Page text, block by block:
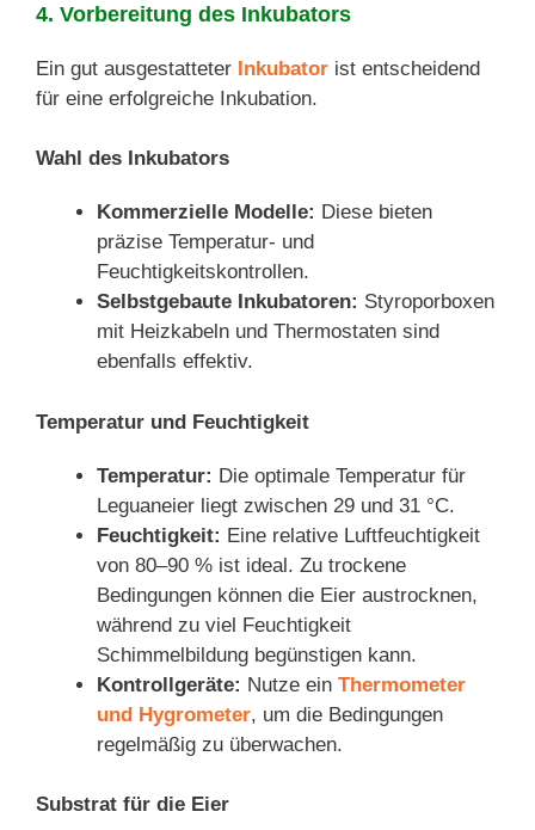
4. Vorbereitung des Inkubators
Ein gut ausgestatteter Inkubator ist entscheidend
für eine erfolgreiche Inkubation.
Wahl des Inkubators
Kommerzielle Modelle: Diese bieten
präzise Temperatur- und
Feuchtigkeitskontrollen.
Selbstgebaute Inkubatoren: Styroporboxen
mit Heizkabeln und Thermostaten sind
ebenfalls effektiv.
Temperatur und Feuchtigkeit
Temperatur: Die optimale Temperatur für
Leguaneier liegt zwischen 29 und 31 °C.
Feuchtigkeit: Eine relative Luftfeuchtigkeit
von 80–90 % ist ideal. Zu trockene
Bedingungen können die Eier austrocknen,
während zu viel Feuchtigkeit
Schimmelbildung begünstigen kann.
Kontrollgeräte: Nutze ein Thermometer
und Hygrometer, um die Bedingungen
regelmäßig zu überwachen.
Substrat für die Eier